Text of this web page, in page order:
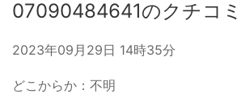
07090484641のクチコミ
2023年09月29日 14時35分
どこからか：不明